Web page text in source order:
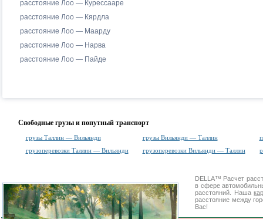
расстояние Лоо — Курессааре
расстояние Лоо — Кярдла
расстояние Лоо — Маарду
расстояние Лоо — Нарва
расстояние Лоо — Пайде
Свободные грузы и попутный транспорт
грузы Таллин — Вильянди грузы Вильянди — Таллин
грузоперевозки Таллин — Вильянди
грузоперевозки Вильянди — Таллин
DELLA™ Расчет
в сфере
расстояний. Наша
расстояние между
Вас!